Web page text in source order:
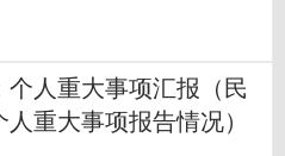
个人重大事项汇报（民
重大事项报告情况）